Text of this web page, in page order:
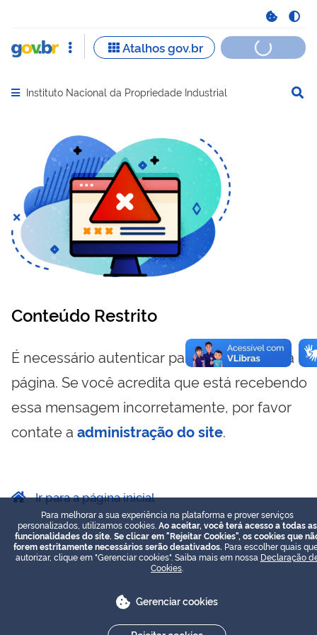
Abrir menu principal de navegação
Instituto Nacional da Propriedade Industrial
Conteúdo Restrito
É necessário autenticar para visualizar essa
página. Se você acredita que está recebendo
essa mensagem incorretamente, por favor
contate a administração do site.
Ir para a página inicial
Para melhorar a sua experiência na plataforma e prover serviços
personalizados, utilizamos cookies. Ao aceitar, você terá acesso a todas as
funcionalidades do site. Se clicar em "Rejeitar Cookies", os cookies que
forem estritamente necessários serão desativados. Para escolher quais
autorizar, clique em "Gerenciar cookies". Saiba mais em nossa Declaração
Cookies
Gerenciar cookies